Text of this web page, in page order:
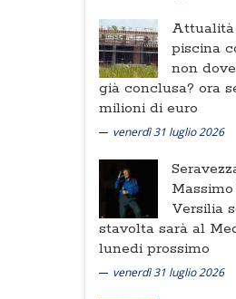
piscina
non
già conclusa? ora
milioni di euro
venerdì 31 luglio 2026
Versilia
stavolta sarà al
lunedi prossimo
venerdì 31 luglio 2026